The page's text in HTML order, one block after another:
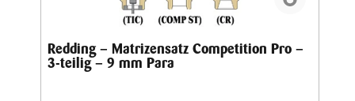
Redding – Matrizensatz Competition Pro –
3-teilig – 9 mm Para